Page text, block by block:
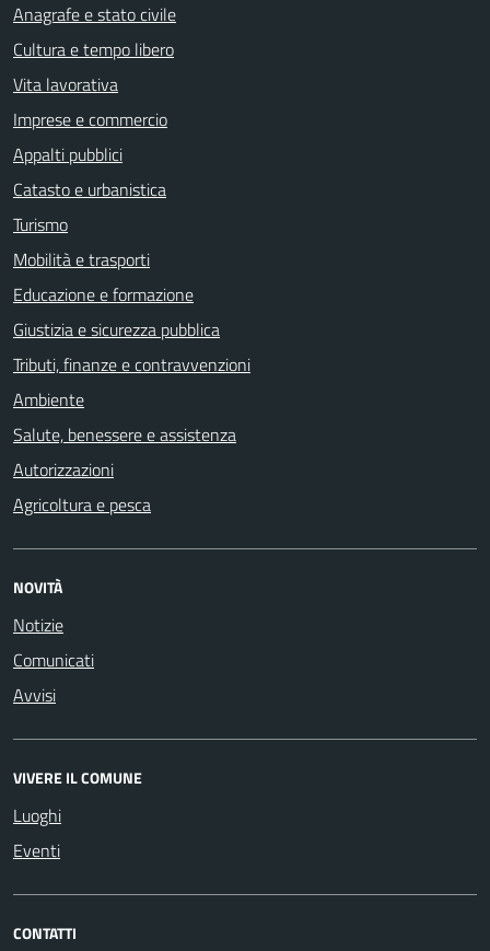
Anagrafe e stato civile
Cultura e tempo libero
Vita lavorativa
Imprese e commercio
Appalti pubblici
Catasto e urbanistica
Turismo
Mobilità e trasporti
Educazione e formazione
Giustizia e sicurezza pubblica
Tributi, finanze e contravvenzioni
Ambiente
Salute, benessere e assistenza
Autorizzazioni
Agricoltura e pesca
NOVITÀ
Notizie
Comunicati
Avvisi
VIVERE IL COMUNE
Luoghi
Eventi
CONTATTI